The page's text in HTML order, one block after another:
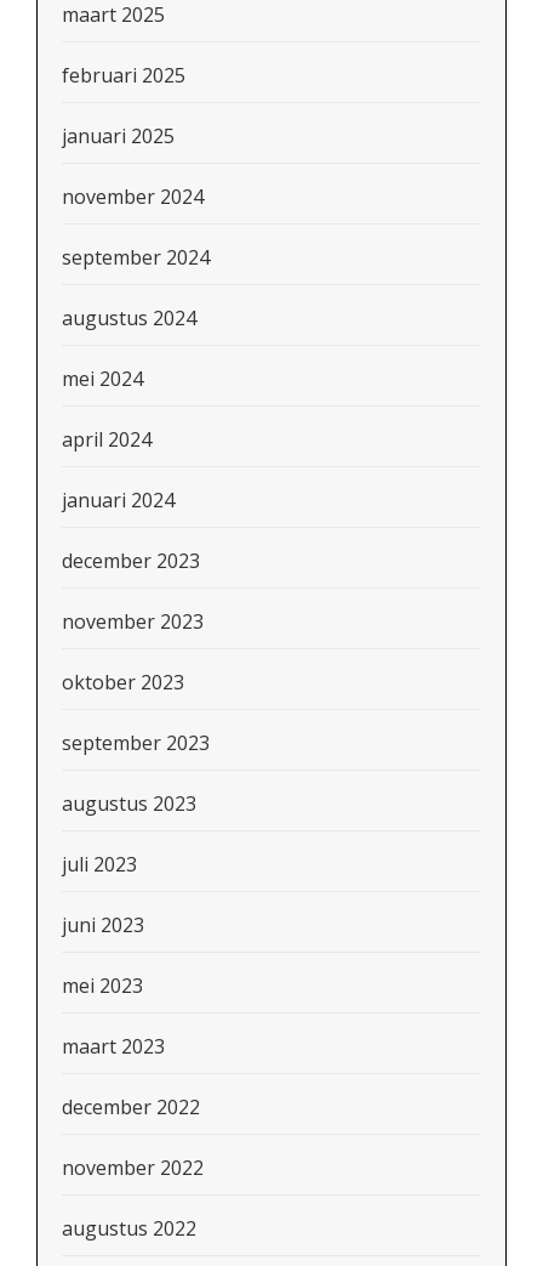
maart 2025
februari 2025
januari 2025
november 2024
september 2024
augustus 2024
mei 2024
april 2024
januari 2024
december 2023
november 2023
oktober 2023
september 2023
augustus 2023
juli 2023
juni 2023
mei 2023
maart 2023
december 2022
november 2022
augustus 2022